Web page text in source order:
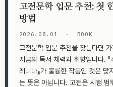
고전문학 입문 추천: 첫
방법
2026.08.01 · BOOK
고전문학 입문 추천을 찾는다면
지금의 독서 체력과 취향입니다. 『
레니나』가 훌륭한 작품인 것은
는 뜻은 아닙니다. 고전은 시험